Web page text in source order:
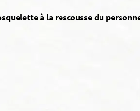
à la rescousse du